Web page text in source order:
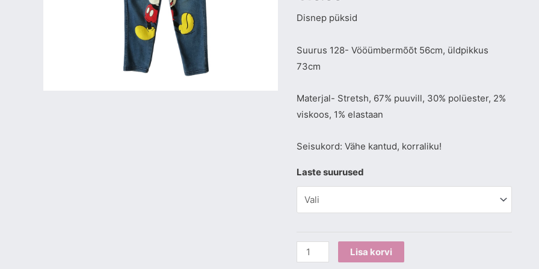
Disnep püksid
Suurus 128- Vööümbermõõt 56cm, üldpikkus
73cm
Materjal- Stretsh, 67% puuvill, 30% polüester, 2%
viskoos, 1% elastaan
Seisukord: Vähe kantud, korraliku!
Laste suurused
Lisa korvi